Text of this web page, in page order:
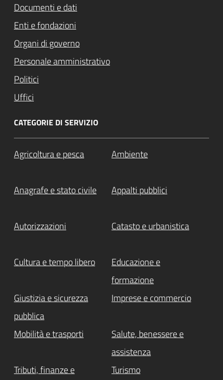
Documenti e dati
Enti e fondazioni
Organi di governo
Personale amministrativo
Politici
Uffici
CATEGORIE DI SERVIZIO
Agricoltura e pesca Ambiente
Anagrafe e stato civile Appalti pubblici
Autorizzazioni Catasto e urbanistica
Cultura e tempo libero
Educazione e
formazione
Giustizia e sicurezza
pubblica
Imprese e commercio
Mobilità e trasporti
Salute, benessere e
assistenza
Tributi, finanze e
Turismo